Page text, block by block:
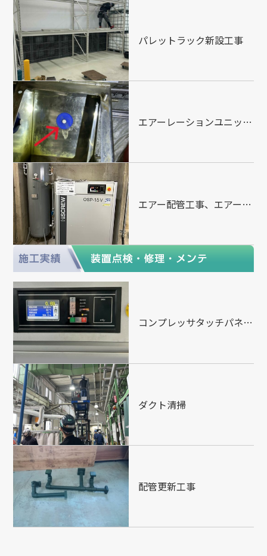
パレットラック新設工事
エアーレーションユニット設置
エアー配管工事、エアータンク設置、コンプレッサ設置
コンプレッサタッチパネル交換
ダクト清掃
配管更新工事